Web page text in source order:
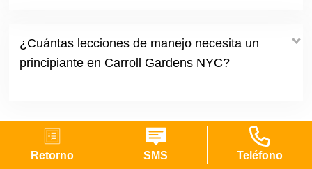
Retorno SMS Teléfono
¿Cuántas lecciones de manejo necesita un
principiante en Carroll Gardens NYC?